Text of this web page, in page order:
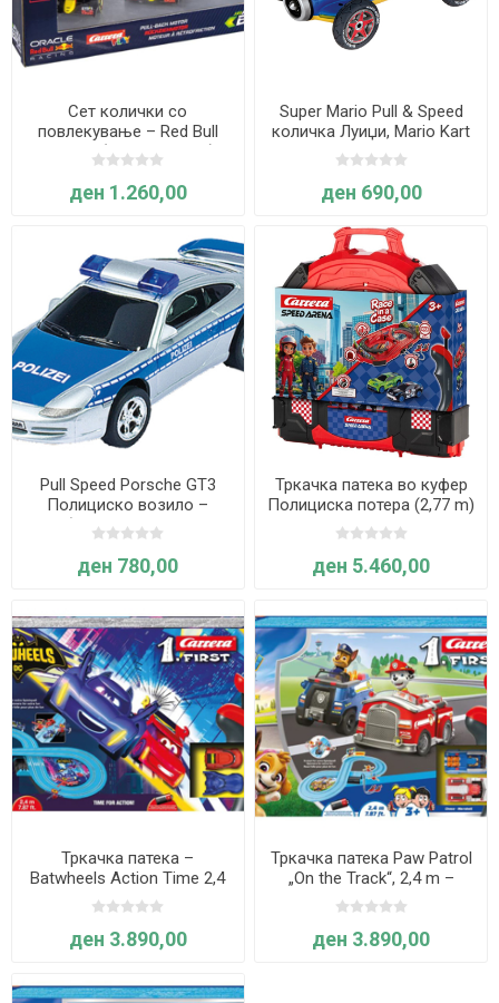
Сет колички со
повлекување – Red Bull
Formula 1 (Double Action), 2
парчиња– Carrera
ден 1.260,00
Super Mario Pull & Speed
количка Луиџи, Mario Kart
8 – Carrera
ден 690,00
Pull Speed Porsche GT3
Полициско возило –
сребрено/сино- Carrera
ден 780,00
Тркачка патека во куфер
Полициска потера (2,77 m)
– Carrera
ден 5.460,00
Тркачка патека –
Batwheels Action Time 2,4
m– Carrera
ден 3.890,00
Тркачка патека Paw Patrol
„On the Track“, 2,4 m –
Carrera
ден 3.890,00